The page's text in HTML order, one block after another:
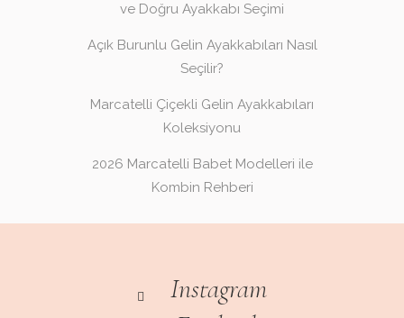
ve Doğru Ayakkabı Seçimi
Açık Burunlu Gelin Ayakkabıları Nasıl
Seçilir?
Marcatelli Çiçekli Gelin Ayakkabıları
Koleksiyonu
2026 Marcatelli Babet Modelleri ile
Kombin Rehberi
Instagram